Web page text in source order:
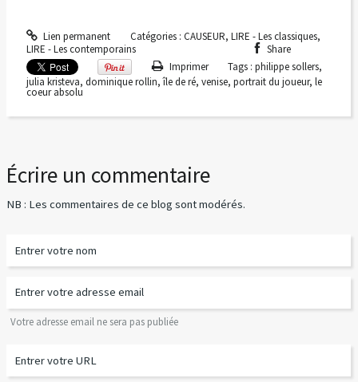
Lien permanent Catégories : CAUSEUR, LIRE - Les classiques,
LIRE - Les contemporains
Share
Imprimer
Tags :philippe sollers,
julia kristeva, dominique rollin,île de ré, venise, portrait du joueur, le
coeur absolu
Écrire un commentaire
NB : Les commentaires de ce blog sont modérés.
Votre adresse email ne sera pas publiée